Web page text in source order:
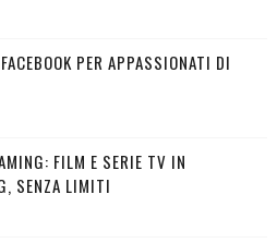
PER APPASSIONATI DI
FILM E SERIE TV IN
SENZA LIMITI